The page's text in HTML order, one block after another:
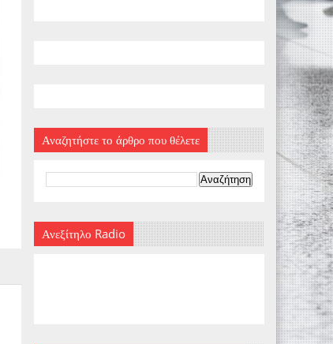
Αναζητήστε το άρθρο που θέλετε
Ανεξίτηλο Radio